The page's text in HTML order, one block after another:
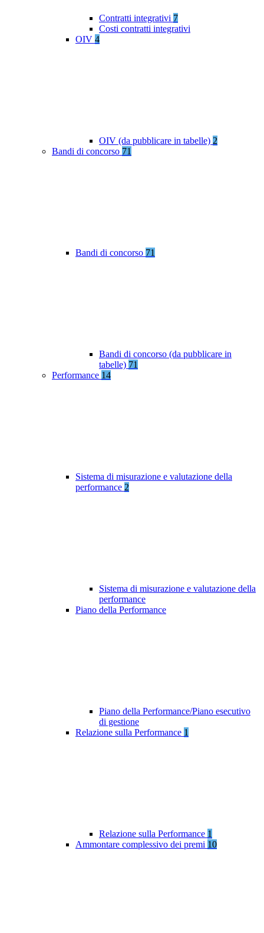
Contratti integrativi 7
Costi contratti integrativi
OIV 4
OIV (da pubblicare in tabelle) 2
Bandi di concorso 71
Bandi di concorso 71
Bandi di concorso (da pubblicare in
tabelle) 71
Performance 14
Sistema di misurazione e valutazione della
performance 2
Sistema di misurazione e valutazione della
performance
Piano della Performance
Piano della Performance/Piano esecutivo
di gestione
Relazione sulla Performance 1
Relazione sulla Performance 1
Ammontare complessivo dei premi 10